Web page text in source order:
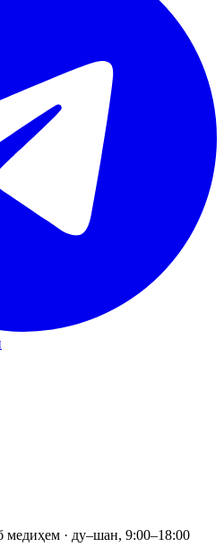
медиҳем · ду–шан, 9:00–18:00